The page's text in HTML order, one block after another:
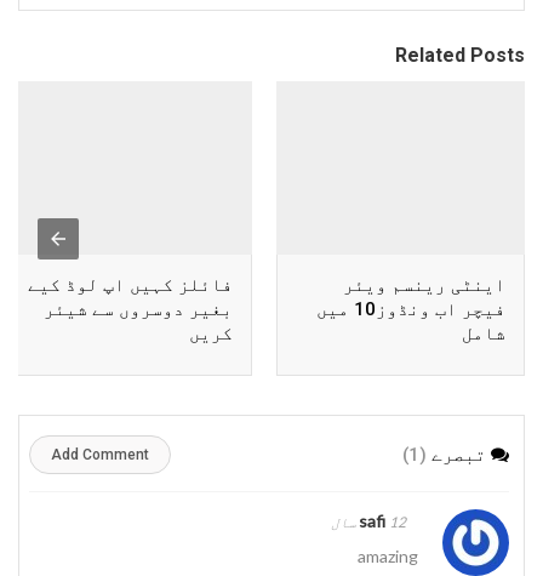
Related Posts
اینٹی رینسم ویئر
فیچر اب ونڈوز10 میں
شامل
فائلز کہیں اپ لوڈ کیے
بغیر دوسروں سے شیئر
کریں
تبصرے (1)
Add Comment
safi 12 سال
amazing